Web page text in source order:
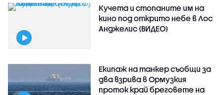
Кучета и стопаните им на
кино под открито небе в Лос
Анджелис (ВИДЕО)
Екипаж на танкер съобщи за
два взрива в Ормузкия
проток край бреговете на